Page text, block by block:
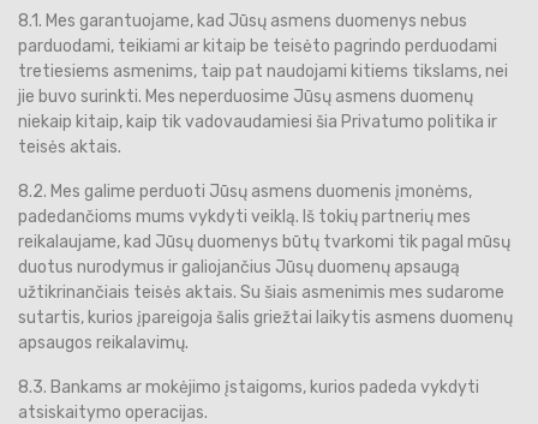
8.1. Mes garantuojame, kad Jūsų asmens duomenys nebus
parduodami, teikiami ar kitaip be teisėto pagrindo perduodami
tretiesiems asmenims, taip pat naudojami kitiems tikslams, nei
jie buvo surinkti. Mes neperduosime Jūsų asmens duomenų
niekaip kitaip, kaip tik vadovaudamiesi šia Privatumo politika ir
teisės aktais.
8.2. Mes galime perduoti Jūsų asmens duomenis įmonėms,
padedančioms mums vykdyti veiklą. Iš tokių partnerių mes
reikalaujame, kad Jūsų duomenys būtų tvarkomi tik pagal mūsų
duotus nurodymus ir galiojančius Jūsų duomenų apsaugą
užtikrinančiais teisės aktais. Su šiais asmenimis mes sudarome
sutartis, kurios įpareigoja šalis griežtai laikytis asmens duomenų
apsaugos reikalavimų.
8.3. Bankams ar mokėjimo įstaigoms, kurios padeda vykdyti
atsiskaitymo operacijas.